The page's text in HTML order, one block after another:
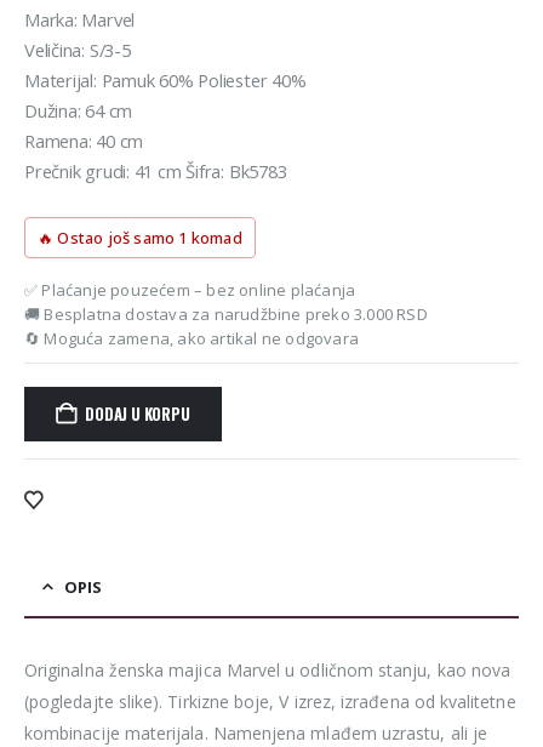
je
bila:
890 rsd.
Marka: Marvel
Veličina: S/3-5
Materijal: Pamuk 60% Poliester 40%
Dužina: 64 cm
Ramena: 40 cm
Prečnik grudi: 41 cm Šifra: Bk5783
🔥 Ostao još samo 1 komad
✅ Plaćanje pouzećem – bez online plaćanja
🚚 Besplatna dostava za narudžbine preko 3.000 RSD
🔄 Moguća zamena, ako artikal ne odgovara
DODAJ U KORPU
Alternative:
OPIS
Originalna ženska majica Marvel u odličnom stanju, kao nova
(pogledajte slike). Tirkizne boje, V izrez, izrađena od kvalitetne
kombinacije materijala. Namenjena mlađem uzrastu, ali je